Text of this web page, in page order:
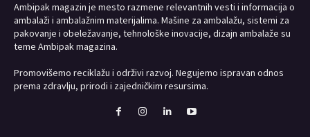
Ambipak magazin je mesto razmene relevantnih vesti i informacija o
ambalaži i ambalažnim materijalima. Mašine za ambalažu, sistemi za
pakovanje i obeležavanje, tehnološke inovacije, dizajn ambalaže su
teme Ambipak magazina.
Promovišemo reciklažu i održivi razvoj. Negujemo ispravan odnos
prema zdravlju, prirodi i zajedničkim resursima.